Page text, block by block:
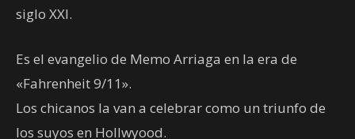
siglo XXI.
Es el evangelio de Memo Arriaga en la era de
«Fahrenheit 9/11».
Los chicanos la van a celebrar como un triunfo de
los suyos en Hollwyood.